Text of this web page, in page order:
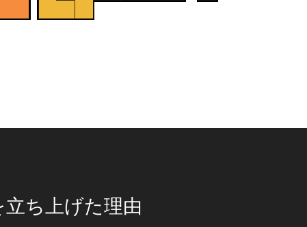
ち上げた理由